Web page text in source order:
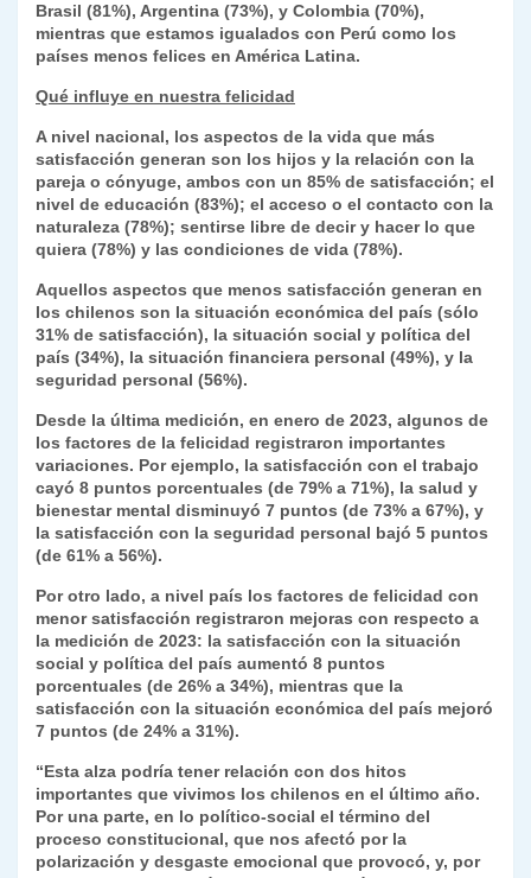
Brasil (81%), Argentina (73%), y Colombia (70%),
mientras que estamos igualados con Perú como los
países menos felices en América Latina.
Qué influye en nuestra felicidad
A nivel nacional, los aspectos de la vida que más
satisfacción generan son los hijos y la relación con la
pareja o cónyuge, ambos con un 85% de satisfacción; el
nivel de educación (83%); el acceso o el contacto con la
naturaleza (78%); sentirse libre de decir y hacer lo que
quiera (78%) y las condiciones de vida (78%).
Aquellos aspectos que menos satisfacción generan en
los chilenos son la situación económica del país (sólo
31% de satisfacción), la situación social y política del
país (34%), la situación financiera personal (49%), y la
seguridad personal (56%).
Desde la última medición, en enero de 2023, algunos de
los factores de la felicidad registraron importantes
variaciones. Por ejemplo, la satisfacción con el trabajo
cayó 8 puntos porcentuales (de 79% a 71%), la salud y
bienestar mental disminuyó 7 puntos (de 73% a 67%), y
la satisfacción con la seguridad personal bajó 5 puntos
(de 61% a 56%).
Por otro lado, a nivel país los factores de felicidad con
menor satisfacción registraron mejoras con respecto a
la medición de 2023: la satisfacción con la situación
social y política del país aumentó 8 puntos
porcentuales (de 26% a 34%), mientras que la
satisfacción con la situación económica del país mejoró
7 puntos (de 24% a 31%).
“Esta alza podría tener relación con dos hitos
importantes que vivimos los chilenos en el último año.
Por una parte, en lo político-social el término del
proceso constitucional, que nos afectó por la
polarización y desgaste emocional que provocó, y, por